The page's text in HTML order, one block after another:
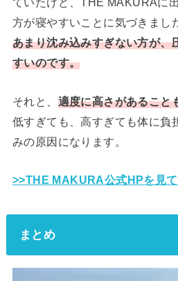
方が寝やすいことに気づきまし
あまり沈み込みすぎない方が、
すいのです。
それと、 適度に高さがあること
低すぎても、高すぎても体に負
みの原因になります。
>>THE MAKURA公式HPを見
まとめ